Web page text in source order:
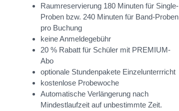
Raumreservierung 180 Minuten für Single-
Proben bzw. 240 Minuten für Band-Proben
pro Buchung
keine Anmeldegebühr
20 % Rabatt für Schüler mit PREMIUM-
Abo
optionale Stundenpakete Einzelunterrricht
kostenlose Probewoche
Automatische Verlängerung nach
Mindestlaufzeit auf unbestimmte Zeit.